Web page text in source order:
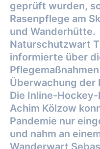
geprüft wurden,
Rasenpflege am
und Wanderhütte.
Naturschutzwart
informierte über
Pflegemaßnahmen
Überwachung der
Die Inline-
Achim Kölzow
Pandemie nur
und nahm an
Wanderwart